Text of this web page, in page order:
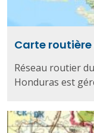
Carte
Réseau routier
Honduras est